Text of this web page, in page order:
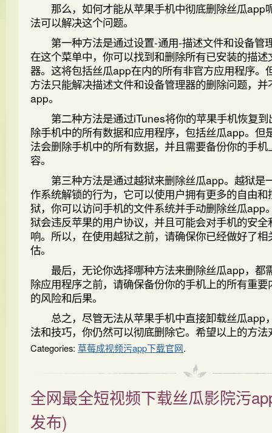
那么，如何才能从苹果手机中彻底删除丝瓜app
法可以解决这个问题。
第一种方法是通过设置-通用-描述文件和设备管
在这个菜单中，你可以找到和删除所有已安装的描述
器。这将包括丝瓜app在内的所有非官方应用程序。
方法只能解决描述文件和设备管理器的删除问题，
app。
第二种方法是通过iTunes将你的苹果手机恢复到
除手机中的所有数据和应用程序，包括丝瓜app。但
法会删除手机中的所有数据，并且需要备份你的手
容。
第三种方法是通过越狱来删除丝瓜app。越狱是
作系统解锁的行为，它可以使用户拥有更多的自由和
狱，你可以访问手机的文件系统并手动删除丝瓜app
狱会违反苹果的用户协议，并且可能会对手机的安全
响。所以，在使用越狱之前，请确保你已经做好了
估。
最后，无论你选择哪种方法来删除丝瓜app，都
除应用程序之前，请确保备份你的手机上的所有重
的风险和后果。
总之，尽管无法从苹果手机中直接卸载丝瓜app
法和技巧，你仍然可以彻底删除它。希望以上的方
Categories: 草莓成视频污app下载官网.
全网最全短视频下载丝瓜影院污
发布)